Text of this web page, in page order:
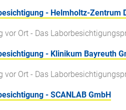
- Helmholtz-Zentrum
vor Ort - Das
- Klinikum Bayreuth
vor Ort - Das
- SCANLAB GmbH